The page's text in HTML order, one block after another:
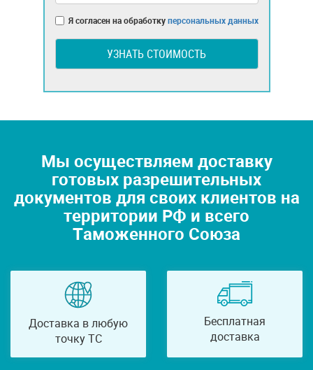
Я согласен на обработкуперсональных данных
УЗНАТЬ СТОИМОСТЬ
Мы осуществляем доставку
готовых разрешительных
документов для своих клиентов на
территории РФ и всего
Таможенного Союза
Доставка в любую
точку ТС
Бесплатная
доставка